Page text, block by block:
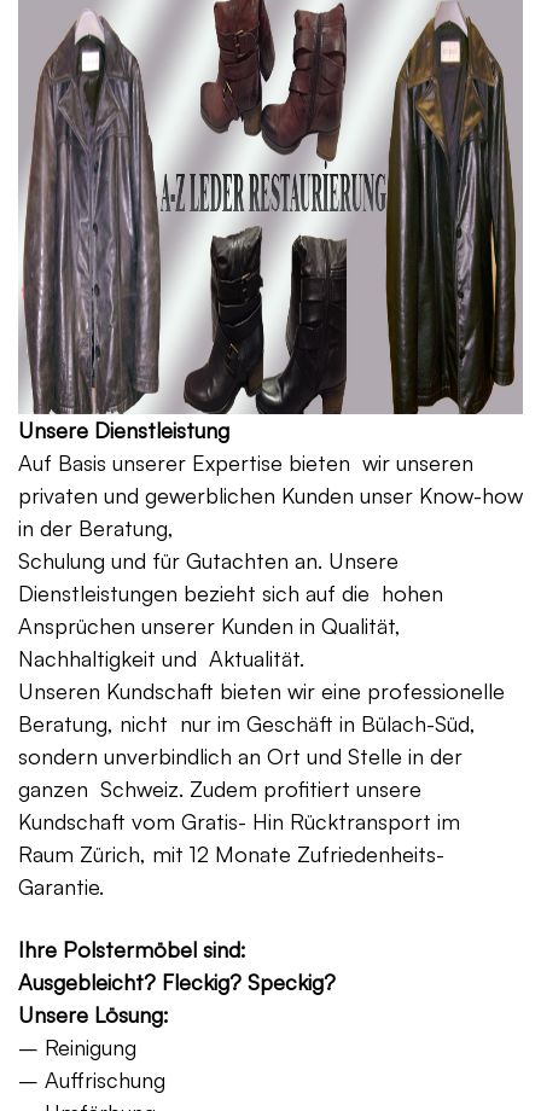
Unsere Dienstleistung
Auf Basis unserer Expertise bieten wir unseren
privaten und gewerblichen Kunden unser Know-how
in der Beratung,
Schulung und für Gutachten an. Unsere
Dienstleistungen bezieht sich auf die hohen
Ansprüchen unserer Kunden in Qualität,
Nachhaltigkeit und Aktualität.
Unseren Kundschaft bieten wir eine professionelle
Beratung, nicht nur im Geschäft in Bülach-Süd,
sondern unverbindlich an Ort und Stelle in der
ganzen Schweiz. Zudem profitiert unsere
Kundschaft vom Gratis- Hin Rücktransport im
Raum Zürich, mit 12 Monate Zufriedenheits-
Garantie.
Ihre Polstermöbel sind:
Ausgebleicht? Fleckig? Speckig?
Unsere Lösung:
– Reinigung
– Auffrischung